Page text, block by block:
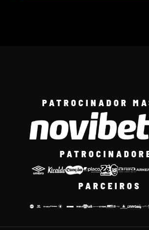
PATROCINADOR
PARCEIROS